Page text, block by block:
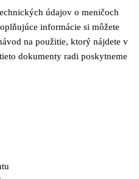
údajov o meničoch
informácie si môžete
na použitie, ktorý nájdete v
dokumenty radi poskytneme